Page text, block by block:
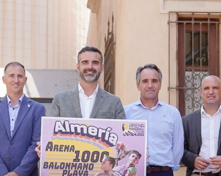
de
Almería